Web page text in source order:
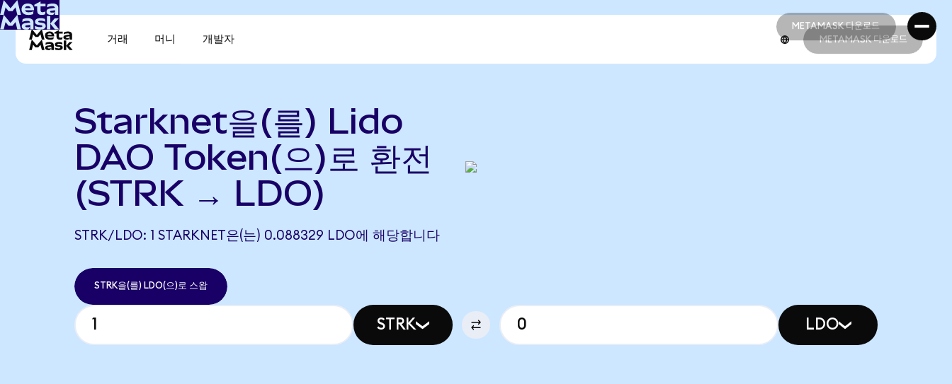
METAMASK 다운로드
METAMASK 다운로드
거래 머니 개발자 METAMASK 다운로드
Starknet을(를) Lido
DAO Token(으)로 환전
(STRK → LDO)
STRK/LDO: 1 STARKNET은(는) 0.088329 LDO에 해당합니다
STRK을(를) LDO(으)로 스왑
STRK LDO